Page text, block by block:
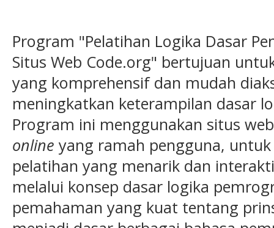
Program "Pelatihan Logika Dasar
Situs Web Code.org" bertujuan
yang komprehensif dan mudah
meningkatkan keterampilan dasar
Program ini menggunakan situs
online yang ramah pengguna,
pelatihan yang menarik dan
melalui konsep dasar logika
pemahaman yang kuat tentang